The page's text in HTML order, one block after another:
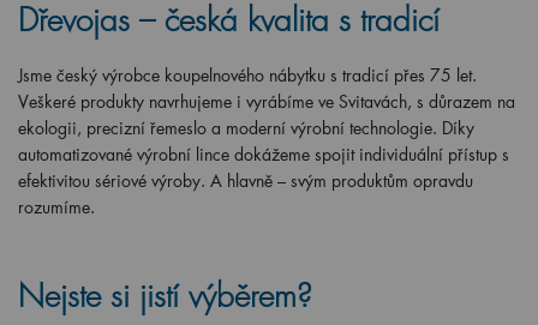
Dřevojas – česká kvalita s tradicí
Jsme český výrobce koupelnového nábytku s tradicí přes 75 let.
Veškeré produkty navrhujeme i vyrábíme ve Svitavách, s důrazem na
ekologii, precizní řemeslo a moderní výrobní technologie. Díky
automatizované výrobní lince dokážeme spojit individuální přístup s
efektivitou sériové výroby. A hlavně – svým produktům opravdu
rozumíme.
Nejste si jistí výběrem?